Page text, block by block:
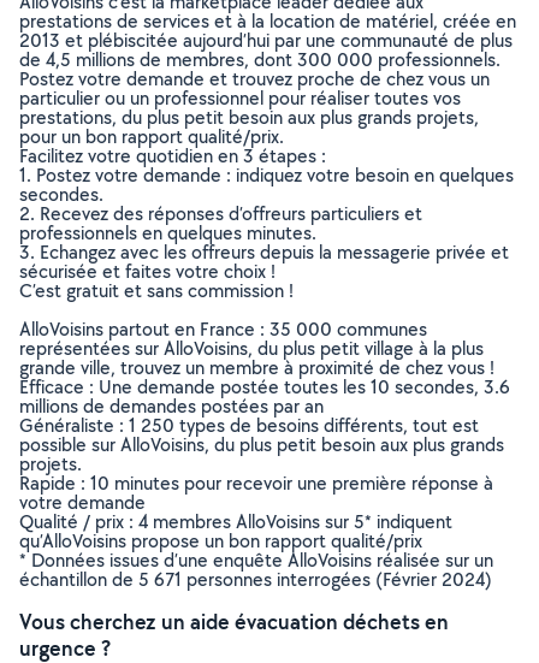
prestations de services et à la location de matériel, créée en
2013 et plébiscitée aujourd’hui par une communauté de plus
de 4,5 millions de membres, dont 300 000 professionnels.
Postez votre demande et trouvez proche de chez vous un
particulier ou un professionnel pour réaliser toutes vos
prestations, du plus petit besoin aux plus grands projets,
pour un bon rapport qualité/prix.
Facilitez votre quotidien en 3 étapes :
1. Postez votre demande : indiquez votre besoin en quelques
secondes.
2. Recevez des réponses d’offreurs particuliers et
professionnels en quelques minutes.
3. Echangez avec les offreurs depuis la messagerie privée et
sécurisée et faites votre choix !
C’est gratuit et sans commission !
AlloVoisins partout en France : 35 000 communes
représentées sur AlloVoisins, du plus petit village à la plus
grande ville, trouvez un membre à proximité de chez vous !
Efficace : Une demande postée toutes les 10 secondes, 3.6
millions de demandes postées par an
Généraliste : 1 250 types de besoins différents, tout est
possible sur AlloVoisins, du plus petit besoin aux plus grands
projets.
Rapide : 10 minutes pour recevoir une première réponse à
votre demande
Qualité / prix : 4 membres AlloVoisins sur 5* indiquent
qu’AlloVoisins propose un bon rapport qualité/prix
* Données issues d’une enquête AlloVoisins réalisée sur un
échantillon de 5 671 personnes interrogées (Février 2024)
Vous cherchez un aide évacuation déchets en
urgence ?